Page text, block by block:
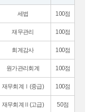
세법 100점
재무관리 100점
회계감사 100점
원가관리회계 100점
재무회계Ⅰ(중급) 100점
재무회계Ⅱ(고급) 50점